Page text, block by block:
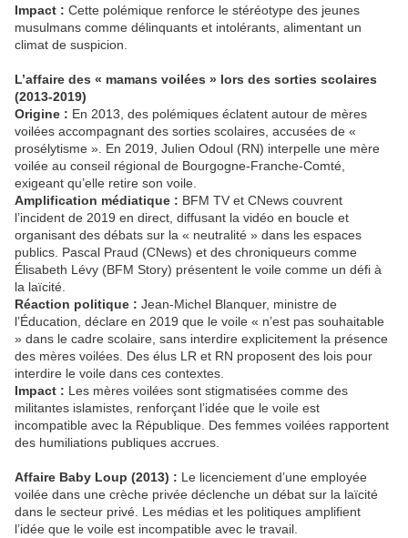
Impact : Cette polémique renforce le stéréotype des jeunes
musulmans comme délinquants et intolérants, alimentant un
climat de suspicion.
L’affaire des « mamans voilées » lors des sorties scolaires
(2013-2019)
Origine : En 2013, des polémiques éclatent autour de mères
voilées accompagnant des sorties scolaires, accusées de «
prosélytisme ». En 2019, Julien Odoul (RN) interpelle une mère
voilée au conseil régional de Bourgogne-Franche-Comté,
exigeant qu’elle retire son voile.
Amplification médiatique : BFM TV et CNews couvrent
l’incident de 2019 en direct, diffusant la vidéo en boucle et
organisant des débats sur la « neutralité » dans les espaces
publics. Pascal Praud (CNews) et des chroniqueurs comme
Élisabeth Lévy (BFM Story) présentent le voile comme un défi à
la laïcité.
Réaction politique : Jean-Michel Blanquer, ministre de
l’Éducation, déclare en 2019 que le voile « n’est pas souhaitable
» dans le cadre scolaire, sans interdire explicitement la présence
des mères voilées. Des élus LR et RN proposent des lois pour
interdire le voile dans ces contextes.
Impact : Les mères voilées sont stigmatisées comme des
militantes islamistes, renforçant l’idée que le voile est
incompatible avec la République. Des femmes voilées rapportent
des humiliations publiques accrues.
Affaire Baby Loup (2013) : Le licenciement d’une employée
voilée dans une crèche privée déclenche un débat sur la laïcité
dans le secteur privé. Les médias et les politiques amplifient
l’idée que le voile est incompatible avec le travail.